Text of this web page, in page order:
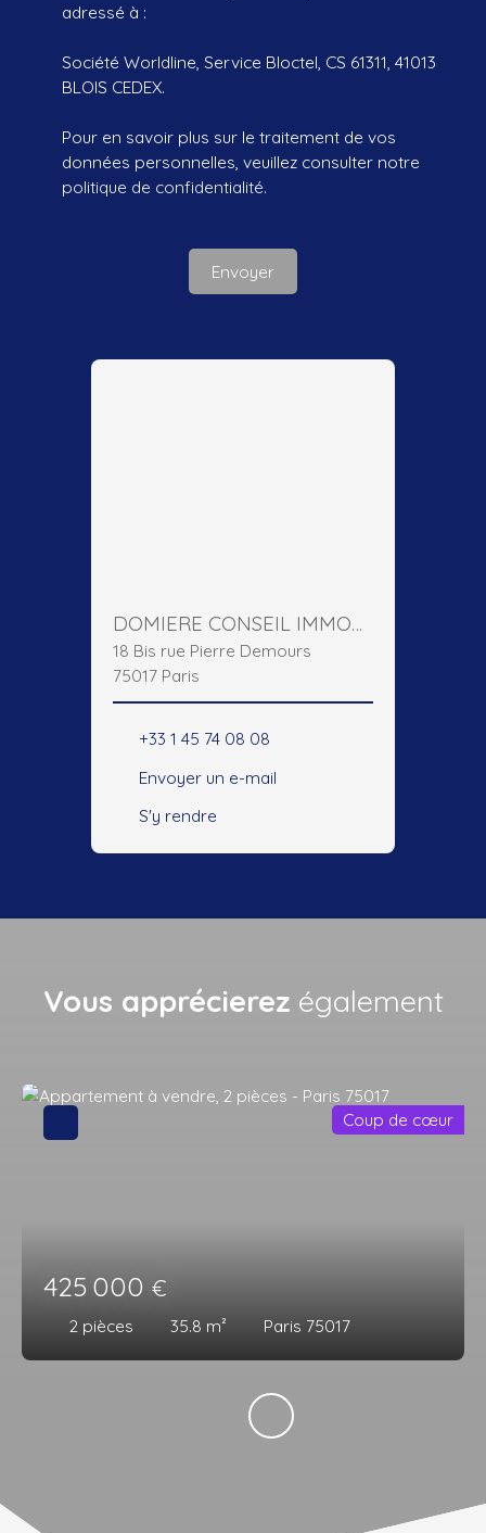
adressé à :
Société Worldline, Service Bloctel, CS 61311, 41013
BLOIS CEDEX.
Pour en savoir plus sur le traitement de vos
données personnelles, veuillez consulter notre
politique de confidentialité.
Envoyer
DOMIERE CONSEIL IMMOBILIER
18 Bis rue Pierre Demours
75017 Paris
+33 1 45 74 08 08
Envoyer un e-mail
S'y rendre
Vous apprécierez également
425 000 €
2 pièces 35.8 m² Paris 75017
Coup de cœur